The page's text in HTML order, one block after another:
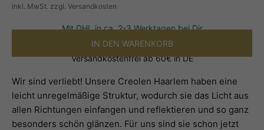
inkl. MwSt. zzgl. Versandkosten
Mit DHL in ca. 2-3 Werktagen bei Dir
IN DEN WARENKORB
Versandkostenfrei ab 60€ in DE
Wir sind verliebt! Unsere Creolen Haarlem haben eine
leicht unregelmäßige Struktur, wodurch sie das Licht aus
allen Richtungen einfangen und reflektieren und so ganz
besonders schön glänzen. Für uns sind sie schon jetzt